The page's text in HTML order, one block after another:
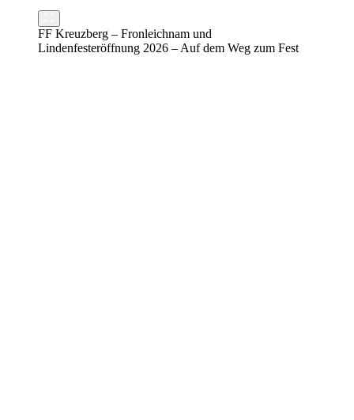
FF Kreuzberg – Fronleichnam und
Lindenfesteröffnung 2026 – Auf dem Weg zum Fest